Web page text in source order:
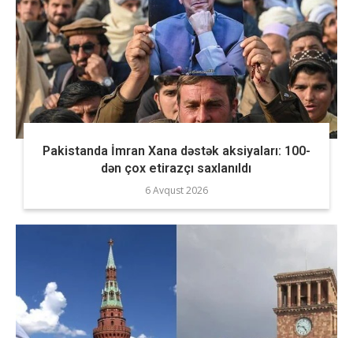
Pakistanda İmran Xana dəstək aksiyaları: 100-
dən çox etirazçı saxlanıldı
6 Avqust 2026